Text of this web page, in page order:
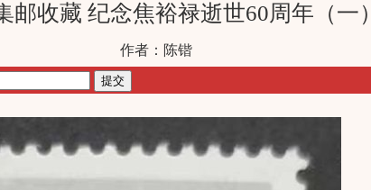
收藏 纪念焦裕禄逝世60周年（一）
作者：陈锴